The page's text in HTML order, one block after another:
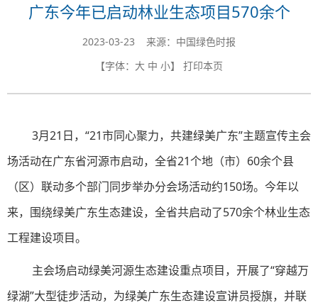
广东今年已启动林业生态项目570余个
2023-03-23 来源：中国绿色时报
【字体： 大 中 小】 打印本页
3月21日，“21市同心聚力，共建绿美广东”主题宣传主会
场活动在广东省河源市启动，全省21个地（市）60余个县
（区）联动多个部门同步举办分会场活动约150场。今年以
来，围绕绿美广东生态建设，全省共启动了570余个林业生态
工程建设项目。
主会场启动绿美河源生态建设重点项目，开展了“穿越万
绿湖”大型徒步活动，为绿美广东生态建设宣讲员授旗，并联